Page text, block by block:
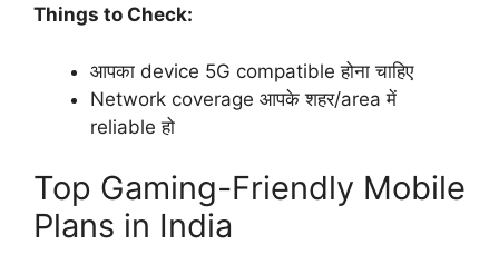
Things to Check:
आपका device 5G compatible होना चाहिए
Network coverage आपके शहर/area में
reliable हो
Top Gaming-Friendly Mobile
Plans in India